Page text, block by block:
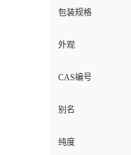
包装规格
外观
CAS编号
别名
纯度